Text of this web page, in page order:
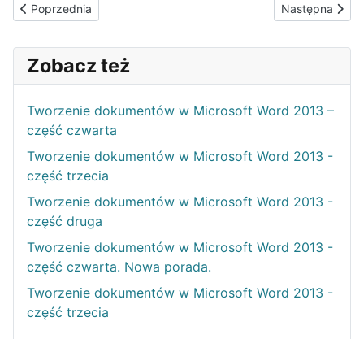
Poprzednia strona: Tworzenie dokumentów w Microsoft Word
Poprzednia Następna
Następna
Zobacz też
Tworzenie dokumentów w Microsoft Word 2013 –
część czwarta
Tworzenie dokumentów w Microsoft Word 2013 -
część trzecia
Tworzenie dokumentów w Microsoft Word 2013 -
część druga
Tworzenie dokumentów w Microsoft Word 2013 -
część czwarta. Nowa porada.
Tworzenie dokumentów w Microsoft Word 2013 -
część trzecia